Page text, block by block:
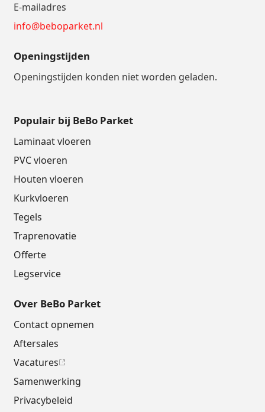
E-mailadres
info@beboparket.nl
Openingstijden
Openingstijden konden niet worden geladen.
Populair bij BeBo Parket
Laminaat vloeren
PVC vloeren
Houten vloeren
Kurkvloeren
Tegels
Traprenovatie
Offerte
Legservice
Over BeBo Parket
Contact opnemen
Aftersales
Vacatures
Samenwerking
Privacybeleid